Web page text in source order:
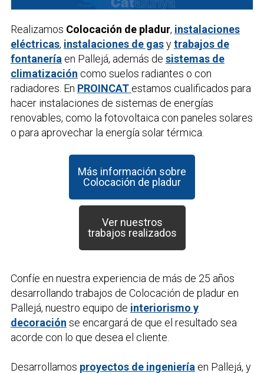
Realizamos Colocación de pladur, instalaciones
eléctricas, instalaciones de gasytrabajos de
fontanería en Pallejá, además de sistemas de
climatización como suelos radiantes o con
radiadores. En PROINCAT estamos cualificados para
hacer instalaciones de sistemas de energías
renovables, como la fotovoltaica con paneles solares
o para aprovechar la energía solar térmica.
Más información sobre
Colocación de pladur
Ver nuestros
trabajos realizados
Confíe en nuestra experiencia de más de 25 años
desarrollando trabajos de Colocación de pladuren
Pallejá, nuestro equipo de interiorismo y
decoración se encargará de que el resultado sea
acorde con lo que desea el cliente.
Desarrollamos proyectos de ingeniería en Pallejá, y